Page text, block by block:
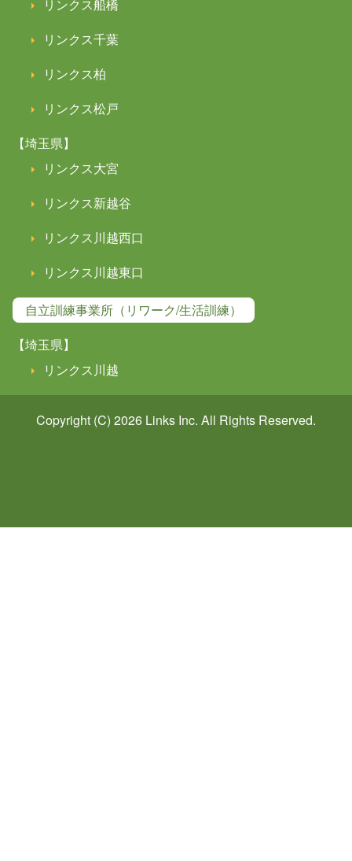
リンクス船橋
リンクス千葉
リンクス柏
リンクス松戸
【埼玉県】
リンクス大宮
リンクス新越谷
リンクス川越西口
リンクス川越東口
自立訓練事業所（リワーク/生活訓練）
【埼玉県】
リンクス川越
Copyright (C) 2026 Links Inc. All Rights Reserved.